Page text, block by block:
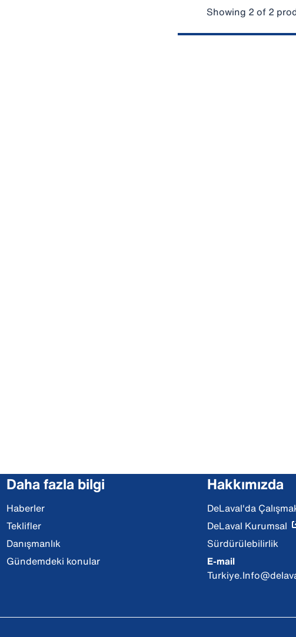
Showing 2 of 2
Daha fazla bilgi
Haberler
Teklifler
Danışmanlık
Gündemdeki konular
Hakkımızda
DeLaval'da
DeLaval Kurumsal
Sürdürülebilirlik
E-mail